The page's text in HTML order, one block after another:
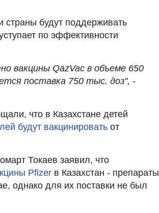
страны будут поддерживать
по эффективности
вакцины QazVac в объеме 650
поставка 750 тыс. доз", -
что в Казахстане детей
будут вакцинировать от
Токаев заявил, что
Pfizer в Казахстан - препараты
однако для их поставки не был